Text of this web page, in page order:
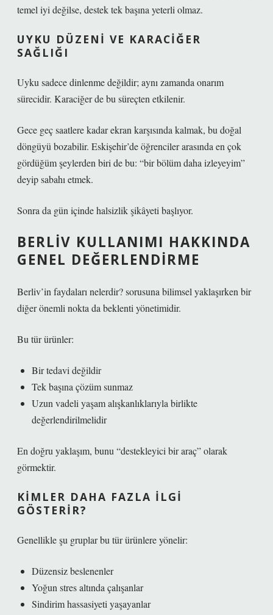
temel iyi değilse, destek tek başına yeterli olmaz.
UYKU DÜZENI VE KARACIĞER
SAĞLIĞI
Uyku sadece dinlenme değildir; aynı zamanda onarım
sürecidir. Karaciğer de bu süreçten etkilenir.
Gece geç saatlere kadar ekran karşısında kalmak, bu doğal
döngüyü bozabilir. Eskişehir’de öğrenciler arasında en çok
gördüğüm şeylerden biri de bu: “bir bölüm daha izleyeyim”
deyip sabahı etmek.
Sonra da gün içinde halsizlik şikâyeti başlıyor.
BERLIV KULLANIMI HAKKINDA
GENEL DEĞERLENDIRME
Berliv’in faydaları nelerdir? sorusuna bilimsel yaklaşırken bir
diğer önemli nokta da beklenti yönetimidir.
Bu tür ürünler:
Bir tedavi değildir
Tek başına çözüm sunmaz
Uzun vadeli yaşam alışkanlıklarıyla birlikte
değerlendirilmelidir
En doğru yaklaşım, bunu “destekleyici bir araç” olarak
görmektir.
KIMLER DAHA FAZLA İLGI
GÖSTERIR?
Genellikle şu gruplar bu tür ürünlere yönelir:
Düzensiz beslenenler
Yoğun stres altında çalışanlar
Sindirim hassasiyeti yaşayanlar